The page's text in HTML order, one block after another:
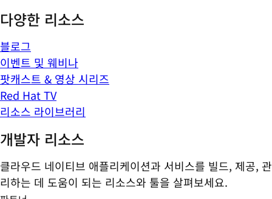
다양한 리소스
블로그
이벤트 및 웨비나
팟캐스트 & 영상 시리즈
Red Hat TV
리소스 라이브러리
개발자 리소스
클라우드 네이티브 애플리케이션과 서비스를 빌드, 제공, 관
리하는 데 도움이 되는 리소스와 툴을 살펴보세요.